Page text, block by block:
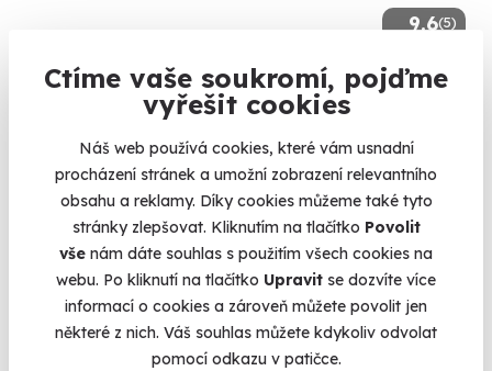
Ctíme vaše soukromí, pojďme
vyřešit cookies
Náš web používá cookies, které vám usnadní
procházení stránek a umožní zobrazení relevantního
obsahu a reklamy. Díky cookies můžeme také tyto
stránky zlepšovat. Kliknutím na tlačítko Povolit
vše nám dáte souhlas s použitím všech cookies na
webu. Po kliknutí na tlačítko Upravit se dozvíte více
informací o cookies a zároveň můžete povolit jen
některé z nich. Váš souhlas můžete kdykoliv odvolat
pomocí odkazu v patičce.
9.6(5)
Zážitková střelba: Malorážky - 9 zbraní
Vystřílíte celkem 72 nábojů!
Velká Bíteš (okres Žďár nad Sázavou)
(+ 27 dalších lokalit)
1 799 Kč
Volný termín už 11. 08. 2026